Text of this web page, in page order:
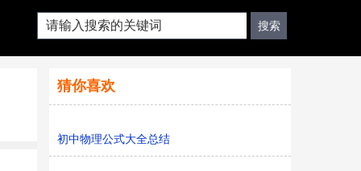
猜你喜欢
初中物理公式大全总结